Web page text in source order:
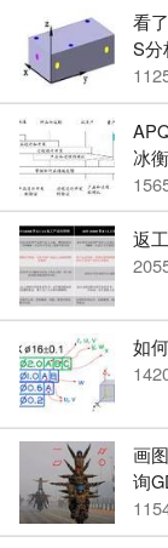
看
S分
冰
返
如
画
询